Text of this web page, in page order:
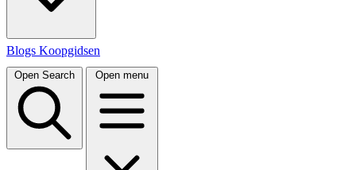
Blogs Koopgidsen
Open Search Open menu